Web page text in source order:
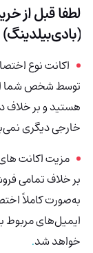
لطفا قبل از
(بادی‌بیلدینگ)
اکانت نوع
توسط شخص شما
هستید و بر خلاف
خارجی دیگری
مزیت اکانت
بر خلاف تمامی
به‌صورت کاملاً
ایمیل‌های مربوط
خواهد شد.